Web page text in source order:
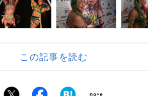
この記事を読む